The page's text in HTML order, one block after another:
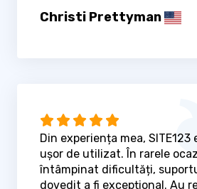
Christi Prettyman
Din experiența mea,
ușor de utilizat. În rarele
întâmpinat dificultăți,
dovedit a fi excepțional. Au